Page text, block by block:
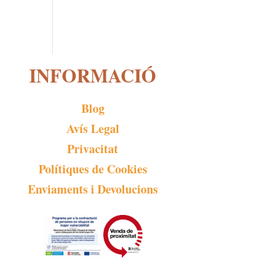
INFORMACIÓ
Blog
Avís Legal
Privacitat
Polítiques de Cookies
Enviaments i Devolucions